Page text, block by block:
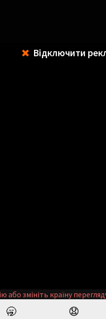
Відключити
змініть країну
🥱 😧